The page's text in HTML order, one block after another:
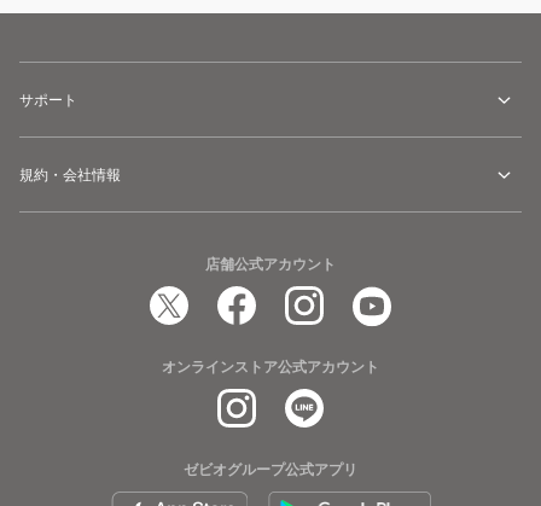
サポート
規約・会社情報
店舗公式アカウント
オンラインストア公式アカウント
ゼビオグループ公式アプリ